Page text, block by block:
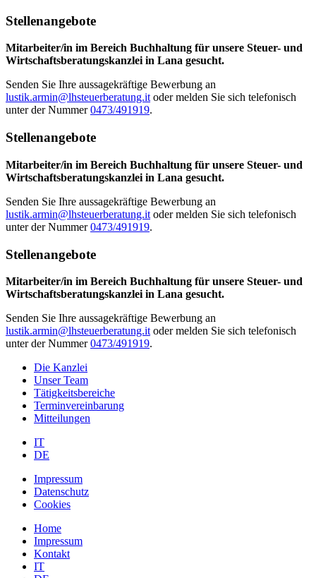
Stellenangebote
Mitarbeiter/in im Bereich Buchhaltung für unsere Steuer- und
Wirtschaftsberatungskanzlei in Lana gesucht.
Senden Sie Ihre aussagekräftige Bewerbung an
lustik.armin@lhsteuerberatung.itoder melden Sie sich telefonisch
unter der Nummer0473/491919.
Stellenangebote
Mitarbeiter/in im Bereich Buchhaltung für unsere Steuer- und
Wirtschaftsberatungskanzlei in Lana gesucht.
Senden Sie Ihre aussagekräftige Bewerbung an
lustik.armin@lhsteuerberatung.it oder melden Sie sich telefonisch
unter der Nummer0473/491919.
Stellenangebote
Mitarbeiter/in im Bereich Buchhaltung für unsere Steuer- und
Wirtschaftsberatungskanzlei in Lana gesucht.
Senden Sie Ihre aussagekräftige Bewerbung an
lustik.armin@lhsteuerberatung.it oder melden Sie sich telefonisch
unter der Nummer0473/491919.
Die Kanzlei
Unser Team
Tätigkeitsbereiche
Terminvereinbarung
Mitteilungen
IT
DE
Impressum
Datenschutz
Cookies
Home
Impressum
Kontakt
IT